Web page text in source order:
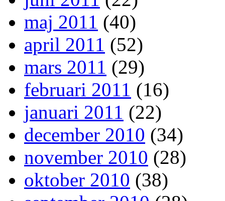
maj 2011 (40)
april 2011 (52)
mars 2011 (29)
februari 2011 (16)
januari 2011 (22)
december 2010 (34)
november 2010 (28)
oktober 2010 (38)